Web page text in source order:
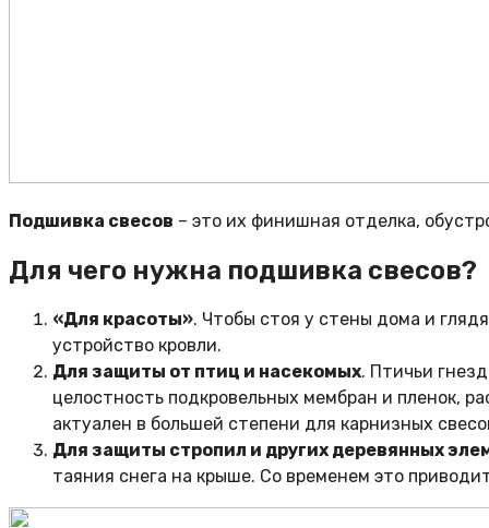
Подшивка свесов – это их финишная отделка,
Для чего нужна подшивка свесов?
«Для красоты». Чтобы стоя у стены дома и
устройство кровли.
Для защиты от птиц и насекомых. Птичьи
целостность подкровельных мембран и пленок,
актуален в большей степени для карнизных
Для защиты стропил и других деревянных
таяния снега на крыше. Со временем это